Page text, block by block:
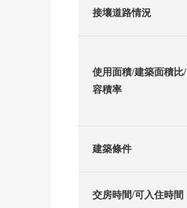
接壤道路情況
使用面積/建築面積比/
容積率
建築條件
交房時間/可入住時間